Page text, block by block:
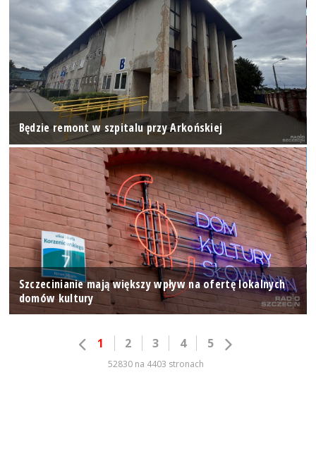
Będzie remont w szpitalu przy Arkońskiej
Szczecinianie mają większy wpływ na ofertę lokalnych
domów kultury
1 2 3 4 5
52830 na 4403 stronach